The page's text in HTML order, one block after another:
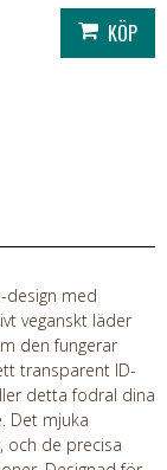
design med
veganskt läder
den fungerar
transparent ID-
detta fodral dina
Det mjuka
de precisa